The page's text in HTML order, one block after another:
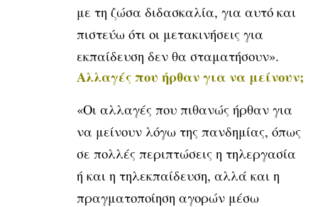
με τη ζώσα διδασκαλία, για αυτό και
πιστεύω ότι οι μετακινήσεις για
εκπαίδευση δεν θα σταματήσουν».
Αλλαγές που ήρθαν για να μείνουν;
«Οι αλλαγές που πιθανώς ήρθαν για
να μείνουν λόγω της πανδημίας, όπως
σε πολλές περιπτώσεις η τηλεργασία
ή και η τηλεκπαίδευση, αλλά και η
πραγματοποίηση αγορών μέσω